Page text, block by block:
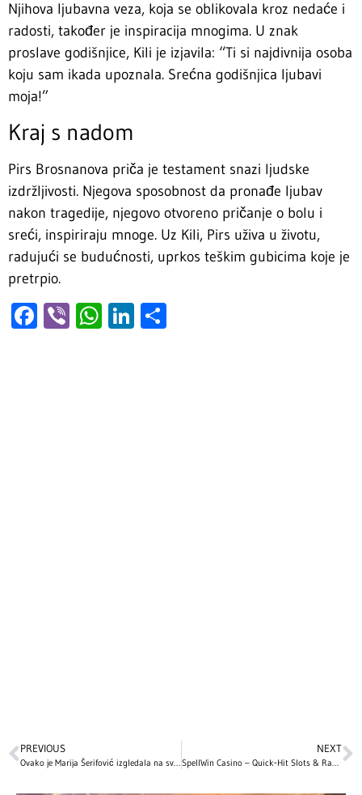
Njihova ljubavna veza, koja se oblikovala kroz nedaće i
radosti, također je inspiracija mnogima. U znak
proslave godišnjice, Kili je izjavila: “Ti si najdivnija osoba
koju sam ikada upoznala. Srećna godišnjica ljubavi
moja!”
Kraj s nadom
Pirs Brosnanova priča je testament snazi ljudske
izdržljivosti. Njegova sposobnost da pronađe ljubav
nakon tragedije, njegovo otvoreno pričanje o bolu i
sreći, inspiriraju mnoge. Uz Kili, Pirs uživa u životu,
radujući se budućnosti, uprkos teškim gubicima koje je
pretrpio.
Facebook
ViberWhatsApp
LinkedIn
PREVIOUS
Ovako je Marija Šerifović izgledala na svojoj prvoj Beoviziji pre 20 godina! Imala je potpuno drugačiji imidž, mnogi tvrde da je neprepoznatljiva! (VIDEO)
NEXT
SpellWin Casino – Quick‑Hit Slots & Rapid‑Fire Table Action for the Modern Player